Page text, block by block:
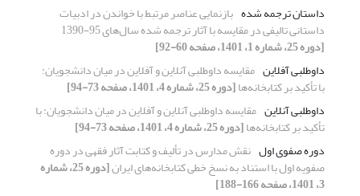
داستان ترجمه شده بازنمایی عناصر مرتبط با خواندن در ادبیات
داستانی تالیفی در مقایسه با آثار ترجمه شده‌ سال‌های 95-1390
[دوره 25، شماره 1، 1401، صفحه 60-92]
داوطلبی آفلاین مقایسه داوطلبی آنلاین و آفلاین در میان دانشجویان:
با تأکید بر کتابخانه‌ها[دوره 25، شماره 4، 1401، صفحه 73-94]
داوطلبی آنلاین مقایسه داوطلبی آنلاین و آفلاین در میان دانشجویان: با
تأکید بر کتابخانه‌ها[دوره 25، شماره 4، 1401، صفحه 73-94]
دوره صفوی اول نقش مدارس در تألیف و کتابت آثار فقهی در دوره
صفویه اول با استناد به نسخ خطی کتابخانه‌های ایران [دوره 25، شماره
3، 1401، صفحه 166-188]